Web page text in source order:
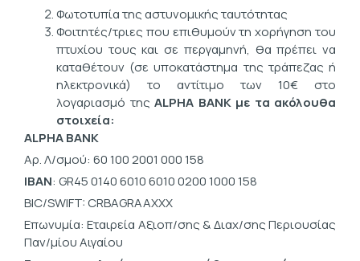
Φωτοτυπία της αστυνομικής ταυτότητας
Φοιτητές/τριες που επιθυμούν τη χορήγηση του
πτυχίου τους και σε περγαμηνή, θα πρέπει να
καταθέτουν (σε υποκατάστημα της τράπεζας ή
ηλεκτρονικά) το αντίτιμο των 10€ στο
λογαριασμό της ALPHA BANK με τα ακόλουθα
στοιχεία:
ALPHA BANK
Αρ. Λ/σμού: 60 100 2001 000 158
IBAN: GR45 0140 6010 6010 0200 1000 158
BIC/SWIFT: CRBAGRAAXXX
Επωνυμία: Εταιρεία Αξιοπ/σης & Διαχ/σης Περιουσίας
Παν/μίου Αιγαίου